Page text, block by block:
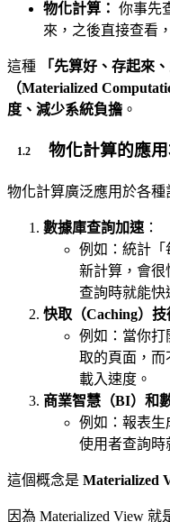
物化計算： 你事先
來，之後直接查看
這種 「先算好、存起來
（Materialized
度、減少系統負擔 。
物化計算的應
物化計算廣泛應用於各種
數據庫查詢加速 ：
例如：統計「
新計算，會很
查詢時就能快
快取（Caching）技
例如：當你打
取的頁面，而
載入速度。
商業智慧（BI）和
例如：報表生
使用者查詢時
這個概念是 Materialized
因為 Materialized View